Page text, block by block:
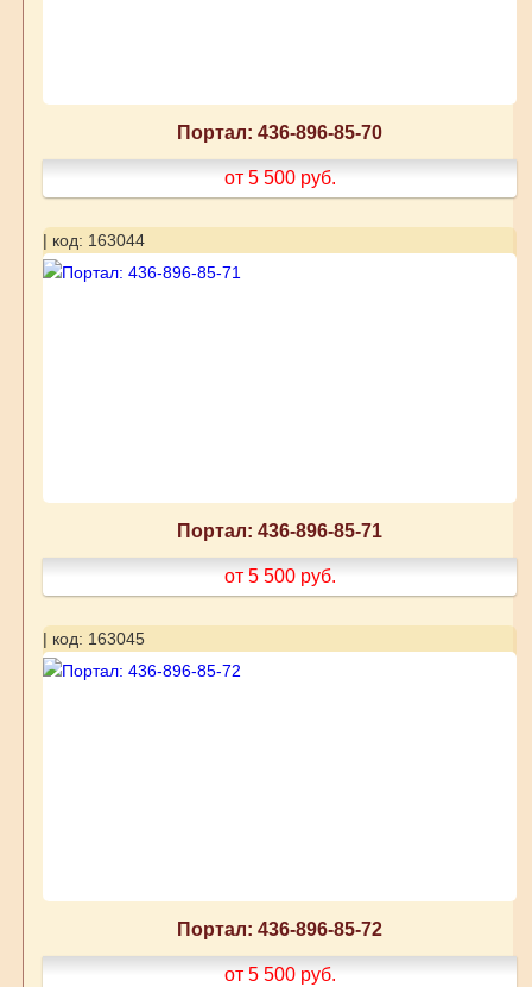
Портал: 436-896-85-70
от 5 500 руб.
| код: 163044
Портал: 436-896-85-71
от 5 500 руб.
| код: 163045
Портал: 436-896-85-72
от 5 500 руб.